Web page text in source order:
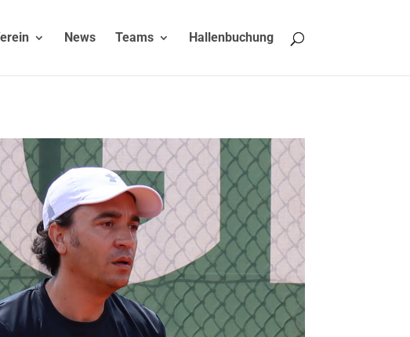
News Teams Hallenbuchung